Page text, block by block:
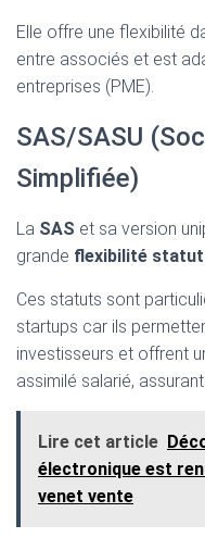
Elle offre une flexibilité
entre associés et est
entreprises (PME).
SAS/SASU
Simplifiée)
La SAS et sa version
grande flexibilité
Ces statuts sont
startups car ils
investisseurs et offrent
assimilé salarié,
Lire cet article
électronique est
venet vente